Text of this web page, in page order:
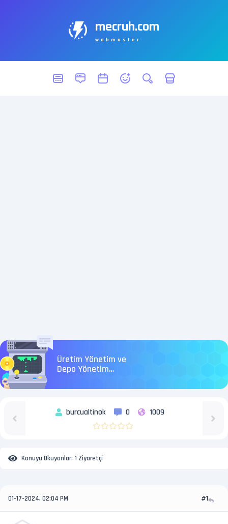
mecruh.com
webmaster
Üretim Yönetim ve
Depo Yönetim
burcualtinok 0 1009
Konuyu Okuyanlar: 1 Ziyaretçi
01-17-2024, 02:04 PM #1